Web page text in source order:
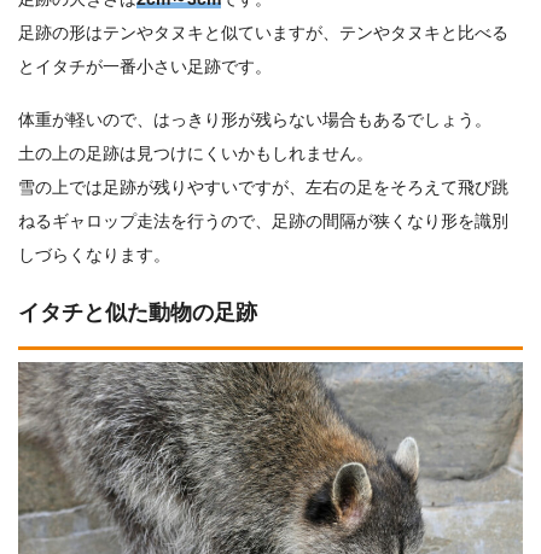
足跡の形はテンやタヌキと似ていますが、テンやタヌキと比べる
とイタチが一番小さい足跡です。
体重が軽いので、はっきり形が残らない場合もあるでしょう。
土の上の足跡は見つけにくいかもしれません。
雪の上では足跡が残りやすいですが、左右の足をそろえて飛び跳
ねるギャロップ走法を行うので、足跡の間隔が狭くなり形を識別
しづらくなります。
イタチと似た動物の足跡